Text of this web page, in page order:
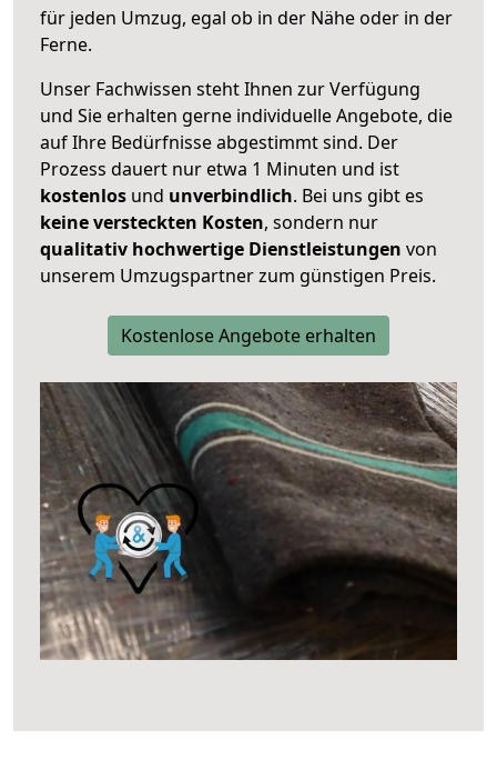
für jeden Umzug, egal ob in der Nähe oder in der
Ferne.
Unser Fachwissen steht Ihnen zur Verfügung
und Sie erhalten gerne individuelle Angebote, die
auf Ihre Bedürfnisse abgestimmt sind. Der
Prozess dauert nur etwa 1 Minuten und ist
kostenlos und unverbindlich. Bei uns gibt es
keine versteckten Kosten, sondern nur
qualitativ hochwertige Dienstleistungen von
unserem Umzugspartner zum günstigen Preis.
Kostenlose Angebote erhalten